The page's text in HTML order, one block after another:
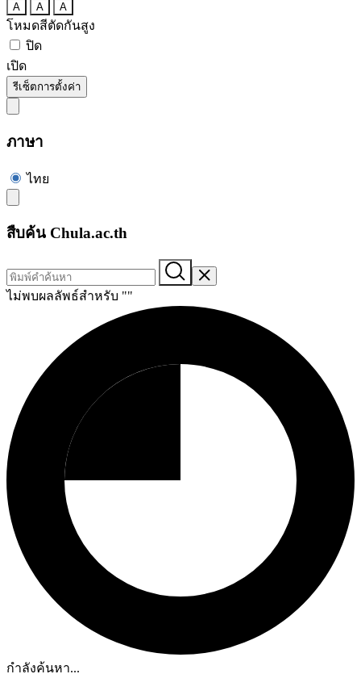
A A A
โหมดสีตัดกันสูง
ปิด
เปิด
รีเซ็ตการตั้งค่า
ภาษา
ไทย
สืบค้น Chula.ac.th
ไม่พบผลลัพธ์สำหรับ ""
กำลังค้นหา...